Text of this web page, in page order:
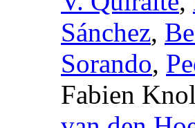
Sánchez,
Sorando,
Fabien